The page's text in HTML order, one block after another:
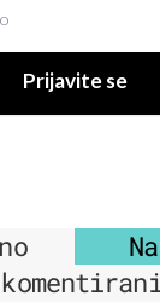
Prijavite se